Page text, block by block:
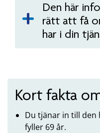
Den här
rätt att få
har i din
Kort fakta
Du tjänar in till den
fyller 69 år.